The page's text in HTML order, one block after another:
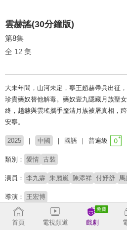
雲赫謠(30分鐘版)
第8集
全 12 集
大未年間，山河未定，寧王趙赫帶兵出征
珍貴藥奴替他解毒。藥奴壹九隱藏月族聖
終，趙赫與雲瑤攜手釐清月族被屠真相，
安寧。
2025 中國 國語 普遍級
類別： 愛情 古裝
演員： 李九霖 朱麗嵐 陳添祥 付妤舒 馬
導演： 王宏博
# 權謀
首頁
電視頻道 戲劇